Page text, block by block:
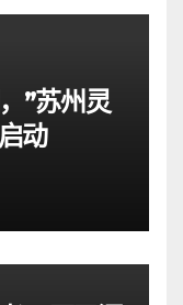
”苏州灵
动